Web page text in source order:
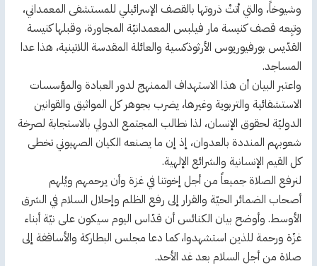
وشيوخاً، والتي أتتْ ذروتها بالقصف الإسرائيلي للمستشفى المعمداني،
وتبِعه قصف كنيسة مار فيلبس المعمدانيّة المجاورة، وقبلها كنيسة
القدّيس بورفيوريوس الأرثوذكسية والعائلة المقدسة اللاتينية، هذا عدا
المساجد.
واعتبر البيان أن هذا الاستهداف الممنهج لدور العبادة والمؤسسات
الاستشفائية والتربوية وغيرها، يضرب بجوهر كل المواثيق والقوانين
الدوليّة لحقوق الإنسان، لذا نطالب المجتمع الدولي بالاستجابة لصرخة
شعوبهم المنددة بالعدوان، إذ إن ما يصنعه الكيان الصهيوني تخطى
كل القيم الإنسانية والشرائع الإلهية.
لنرفع الصلاة جميعاً من أجل إخوتنا في غزة وأن يرحمهم ويُلهم
أصحاب الضمائر الحيّة والقرار إلى رفع الظلم وإحلال السلام في الشرق
الأوسط. وأوضح بيان الكنائس أن قدّاس اليوم سيكون على نيّة أبناء
غزّة ورحمة للذين استشهدوا، كما دعا مجلس البطاركة والأساقفة إلى
صلاة من أجل السلام بعد غد الأحد.